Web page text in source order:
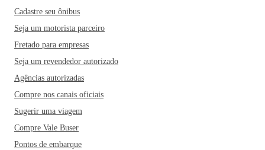
Cadastre seu ônibus
Seja um motorista parceiro
Fretado para empresas
Seja um revendedor autorizado
Agências autorizadas
Compre nos canais oficiais
Sugerir uma viagem
Compre Vale Buser
Pontos de embarque